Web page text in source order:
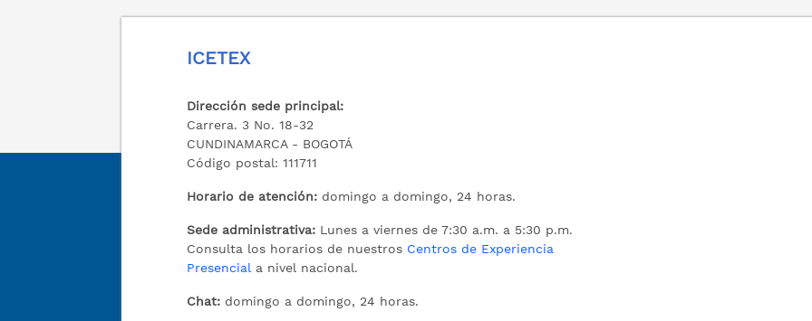
ICETEX
Dirección sede principal:
Carrera. 3 No. 18-32
CUNDINAMARCA - BOGOTÁ
Código postal: 111711
Horario de atención: domingo a domingo, 24 horas.
Sede administrativa: Lunes a viernes de 7:30 a.m. a 5:30 p.m.
Consulta los horarios de nuestros Centros de Experiencia
Presencial a nivel nacional.
Chat: domingo a domingo, 24 horas.